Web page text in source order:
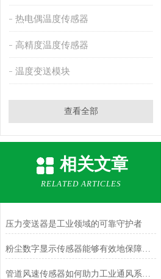
热电偶温度传感器
高精度温度传感器
温度变送模块
查看全部
相关文章
RELATED ARTICLES
压力变送器是工业领域的可靠守护者
粉尘数字显示传感器能够有效地保障生产安全
管道风速传感器如何助力工业通风系统优化？